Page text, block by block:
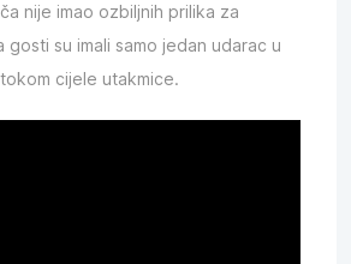
nije imao ozbiljnih prilika za
gosti su imali samo jedan udarac u
cijele utakmice.